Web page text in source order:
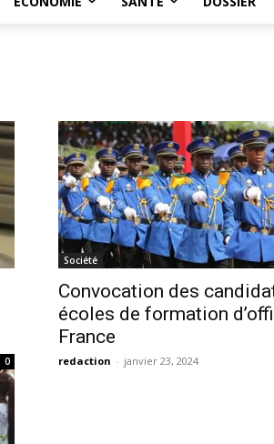
0
Société
Convocation des
écoles de formation
France
redaction - janvier 23, 2024